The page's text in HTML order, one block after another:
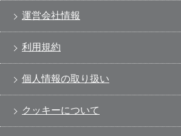
運営会社情報
利用規約
個人情報の取り扱い
クッキーについて